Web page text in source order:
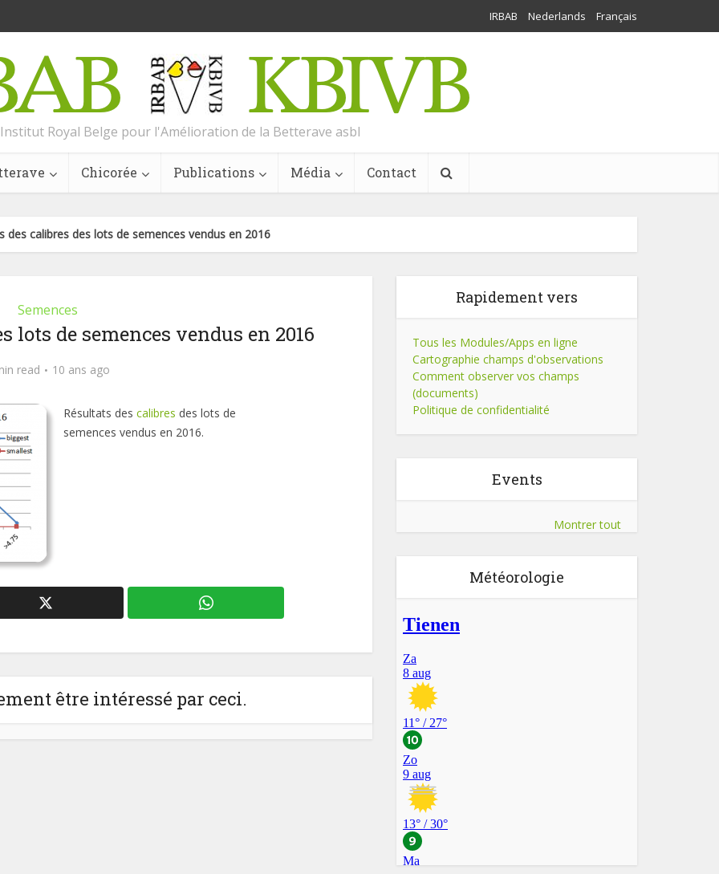
IRBAB Nederlands Français
Institut Royal Belge pour l'Amélioration de la Betterave asbl
Chicorée Publications Média Contact
des calibres des lots de semences vendus en 2016
Semences
lots de semences vendus en 2016
read 10 ans ago
Résultats des calibres des lots de
semences vendus en 2016.
être intéressé par ceci.
Rapidement vers
Tous les Modules/Apps en ligne
Cartographie champs d'observations
Comment observer vos champs
(documents)
Politique de confidentialité
Events
Montrer tout
Météorologie